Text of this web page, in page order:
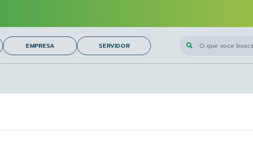
O que voce busca?
EMPRESA SERVIDOR